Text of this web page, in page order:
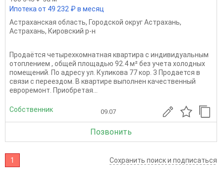
Ипотека от 49 232 ₽ в месяц
Астраханская область, Городской округ Астрахань,
Астрахань, Кировский р-н
Продаётся четырехкомнатная квартира с индивидуальным
отоплением , общей площадью 92.4 м² без учета холодных
помещений. По адресу ул. Куликова 77 кор. 3 Продается в
связи с переездом. В квартире выполнен качественный
евроремонт. Приобретая...
Собственник 09.07
Позвонить
1 Сохранить поиск и подписаться